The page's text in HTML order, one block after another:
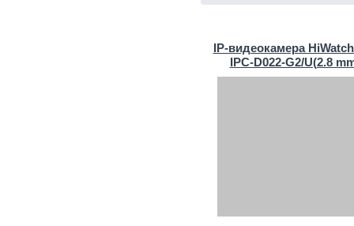
IP‑видеокамера
IPC-D022-G2/U(2.8